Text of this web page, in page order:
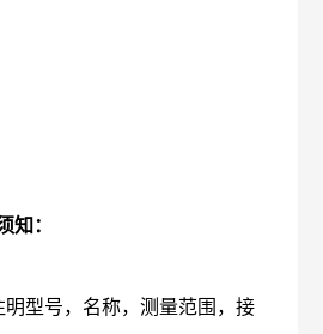
知：
型号，名称，测量范围，接